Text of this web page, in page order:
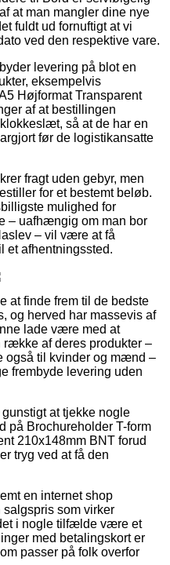
at man mangler dine nye
fuldt ud fornuftigt at vi
ved den respektive vare.
levering på blot en
eksempelvis
Højformat Transparent
af at bestillingen
så at de har en
før de logistikansatte
fragt uden gebyr, men
for et bestemt beløb.
mulighed for
– uafhængig om man bor
– vil være at få
et afhentningssted.
at finde frem til de bedste
og herved har massevis af
lade være med at
af deres produkter –
også til kvinder og mænd –
frembyde levering uden
at tjekke nogle
på Brochureholder T-form
210x148mm BNT forud
tryg ved at få den
en internet shop
salgspris som virker
i nogle tilfælde være et
med betalingskort er
passer på folk overfor